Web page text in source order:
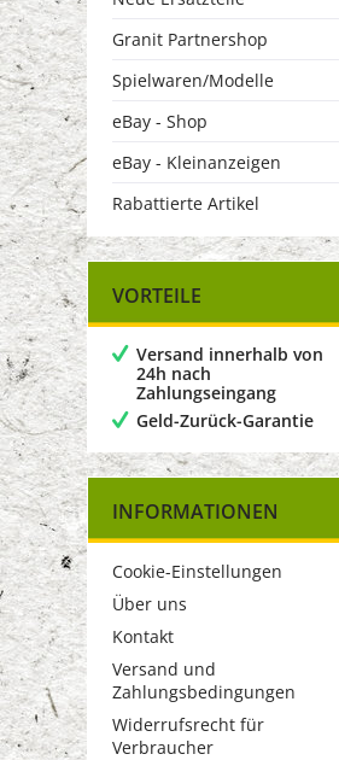
Granit Partnershop
Spielwaren/Modelle
eBay - Shop
eBay - Kleinanzeigen
Rabattierte Artikel
VORTEILE
Versand innerhalb von
24h nach
Zahlungseingang
Geld-Zurück-Garantie
INFORMATIONEN
Cookie-Einstellungen
Über uns
Kontakt
Versand und
Zahlungsbedingungen
Widerrufsrecht für
Verbraucher